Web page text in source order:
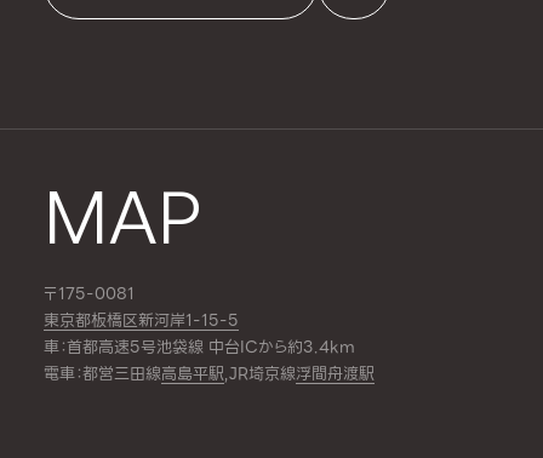
MAP
〒175-0081
東京都板橋区新河岸1-15-5
車：首都高速5号池袋線 中台ICから約3.4km
電車：都営三田線高島平駅,JR埼京線浮間舟渡駅